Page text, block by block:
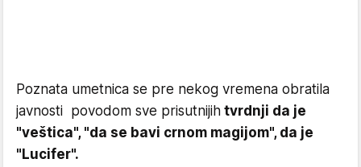
Poznata umetnica se pre nekog vremena obratila
javnosti povodom sve prisutnijih tvrdnji da je
"veštica", "da se bavi crnom magijom", da je
"Lucifer".